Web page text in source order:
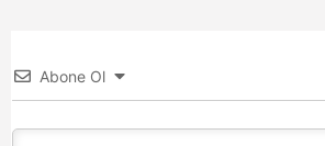
Abone Ol